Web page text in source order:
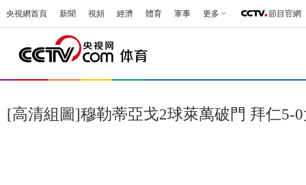
央視網首頁 新聞 視頻 經濟 體育 軍事 更多 節目官網
[高清組圖]穆勒蒂亞戈2球萊萬破門 拜仁5-